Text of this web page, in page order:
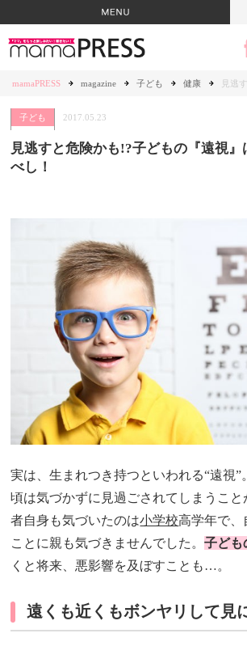
mamaPRESS magazine 子ども 健康 見逃
子ども 2017.05.23
見逃すと危険かも!?子どもの『遠視
べし！
実は、生まれつき持つといわれる“遠視”
頃は気づかずに見過ごされてしまうこ
者自身も気づいたのは小学校高学年で、
ことに親も気づきませんでした。子ども
くと将来、悪影響を及ぼすことも…。
遠くも近くもボンヤリして見